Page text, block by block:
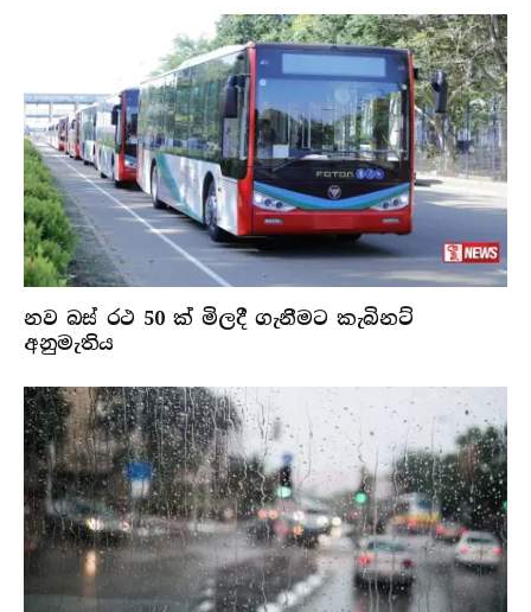
නව බස් රථ 50 ක් මිලදී ගැනීමට කැබිනට්
අනුමැතිය